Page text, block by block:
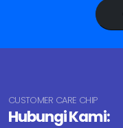
CUSTOMER CARE CHIP
Hubungi Kami: